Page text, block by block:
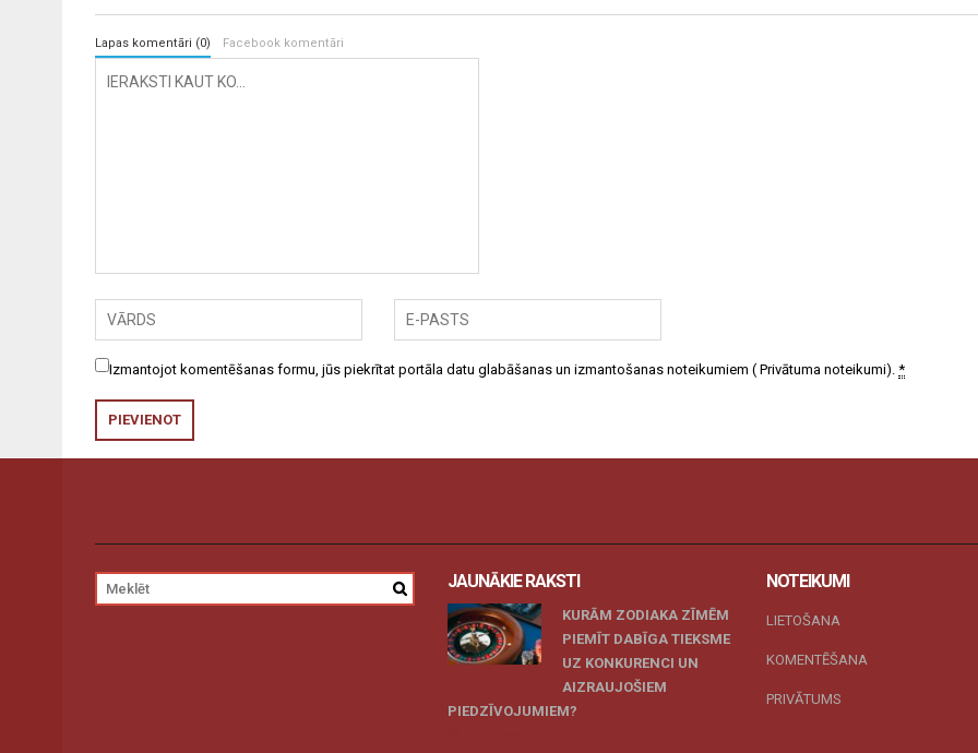
Lapas komentāri (0) Facebook komentāri
Izmantojot komentēšanas formu, jūs piekrītat portāla datu glabāšanas un izmantošanas noteikumiem ( Privātuma noteikumi). *
JAUNĀKIE RAKSTI
KURĀM ZODIAKA ZĪMĒM
PIEMĪT DABĪGA TIEKSME
UZ KONKURENCI UN
AIZRAUJOŠIEM
PIEDZĪVOJUMIEM?
NOTEIKUMI
LIETOŠANA
KOMENTĒŠANA
PRIVĀTUMS